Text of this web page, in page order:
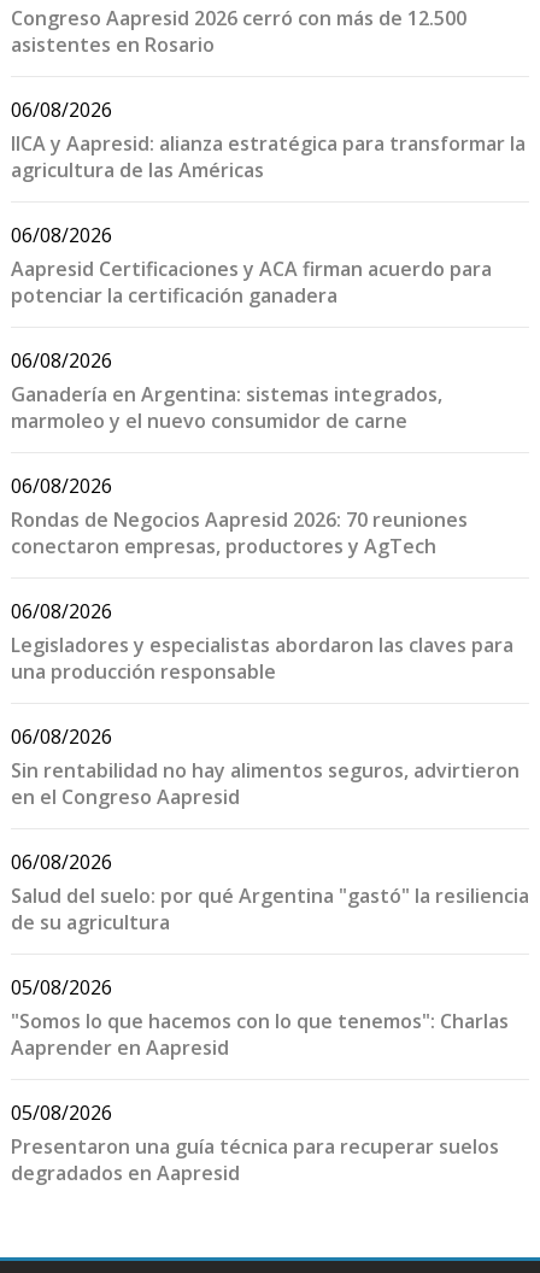
Congreso Aapresid 2026 cerró con más de 12.500
asistentes en Rosario
06/08/2026
IICA y Aapresid: alianza estratégica para transformar la
agricultura de las Américas
06/08/2026
Aapresid Certificaciones y ACA firman acuerdo para
potenciar la certificación ganadera
06/08/2026
Ganadería en Argentina: sistemas integrados,
marmoleo y el nuevo consumidor de carne
06/08/2026
Rondas de Negocios Aapresid 2026: 70 reuniones
conectaron empresas, productores y AgTech
06/08/2026
Legisladores y especialistas abordaron las claves para
una producción responsable
06/08/2026
Sin rentabilidad no hay alimentos seguros, advirtieron
en el Congreso Aapresid
06/08/2026
Salud del suelo: por qué Argentina "gastó" la resiliencia
de su agricultura
05/08/2026
"Somos lo que hacemos con lo que tenemos": Charlas
Aaprender en Aapresid
05/08/2026
Presentaron una guía técnica para recuperar suelos
degradados en Aapresid